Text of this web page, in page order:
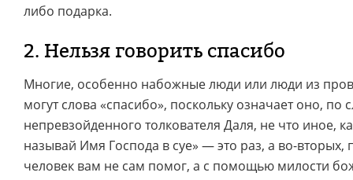
либо подарка.
2. Нельзя говорить спасибо
Многие, особенно набожные люди или люди из
могут слова «спасибо», поскольку означает оно, по
непревзойденного толкователя Даля, не что иное,
называй Имя Господа в суе» — это раз, а во-вторых,
человек вам не сам помог, а с помощью милости